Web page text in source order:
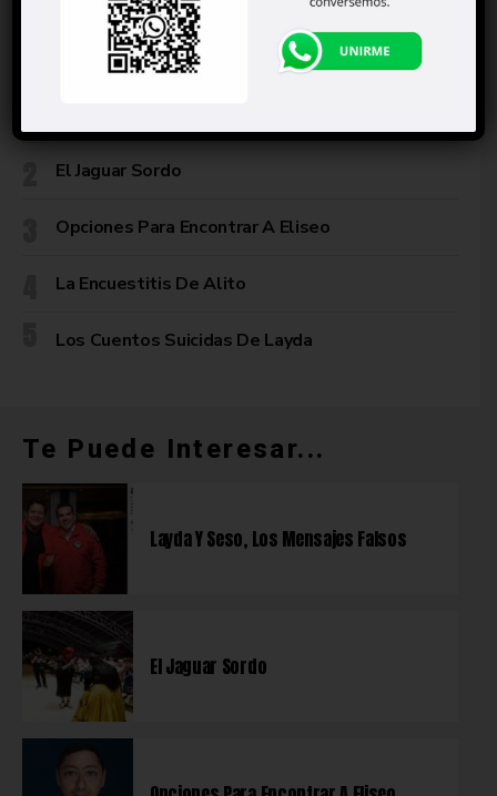
TENDENCIA
El Jaguar Sordo
Opciones Para Encontrar A Eliseo
La Encuestitis De Alito
Los Cuentos Suicidas De Layda
Te Puede Interesar...
Layda Y Seso, Los Mensajes Falsos
El Jaguar Sordo